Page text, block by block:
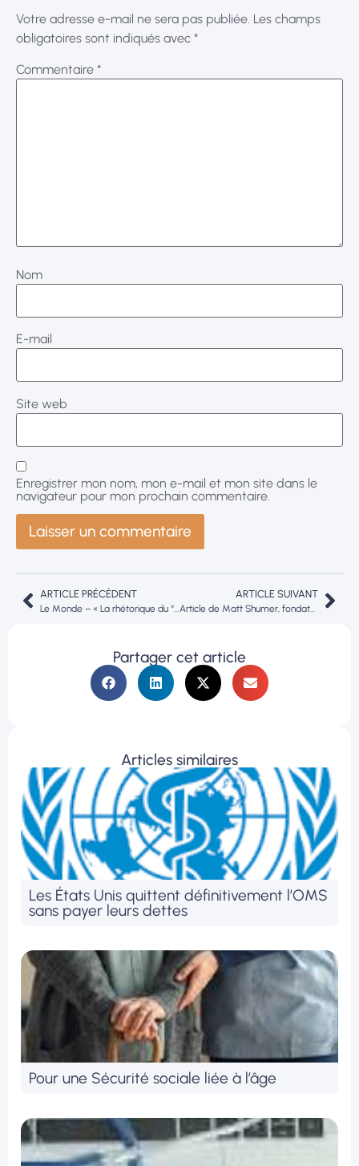
Partager cet article
Articles similaires
Les États Unis quittent définitivement l’OMS
sans payer leurs dettes
Pour une Sécurité sociale liée à l’âge
Votre adresse e-mail ne sera pas publiée. Les champs
obligatoires sont indiqués avec *
Commentaire *
Nom
E-mail
Site web
Enregistrer mon nom, mon e-mail et mon site dans le
navigateur pour mon prochain commentaire.
ARTICLE PRÉCÉDENT ARTICLE SUIVANT
Article de Matt Shumer, fondateur et dirigeant de OthersideAI (Hyperwrite).